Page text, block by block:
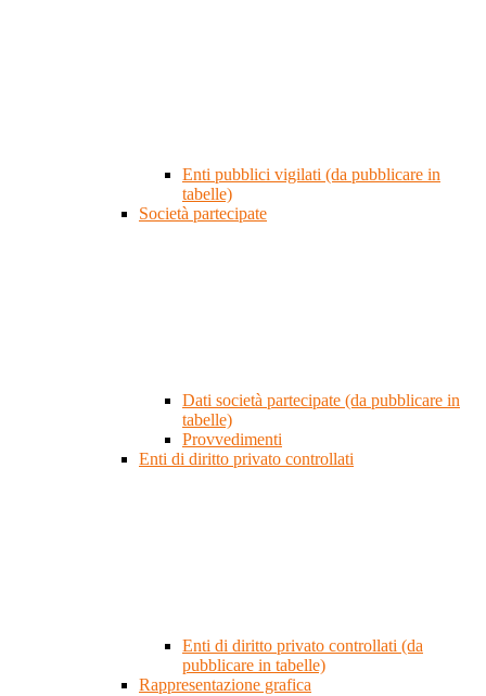
Enti pubblici vigilati (da pubblicare in
tabelle)
Società partecipate
Dati società partecipate (da pubblicare in
tabelle)
Provvedimenti
Enti di diritto privato controllati
Enti di diritto privato controllati (da
pubblicare in tabelle)
Rappresentazione grafica